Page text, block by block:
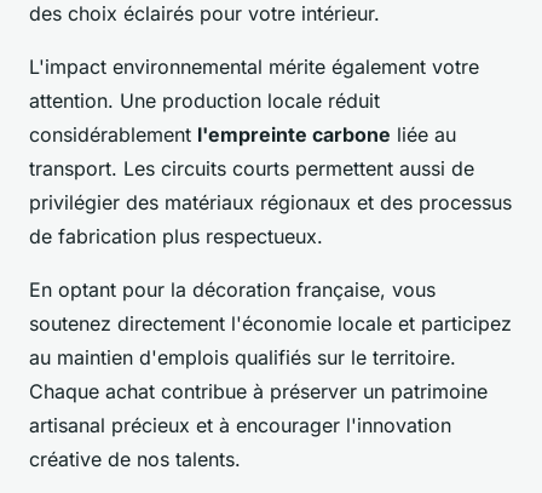
des choix éclairés pour votre intérieur.
L'impact environnemental mérite également votre
attention. Une production locale réduit
considérablement l'empreinte carbone liée au
transport. Les circuits courts permettent aussi de
privilégier des matériaux régionaux et des processus
de fabrication plus respectueux.
En optant pour la décoration française, vous
soutenez directement l'économie locale et participez
au maintien d'emplois qualifiés sur le territoire.
Chaque achat contribue à préserver un patrimoine
artisanal précieux et à encourager l'innovation
créative de nos talents.